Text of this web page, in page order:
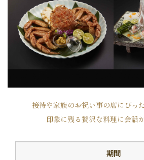
接待や家族のお祝い事の席にぴっ
印象に残る贅沢な料理に会話
期間
フォ
フォ